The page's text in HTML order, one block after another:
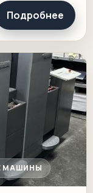
Подробнее
МАШИНЫ